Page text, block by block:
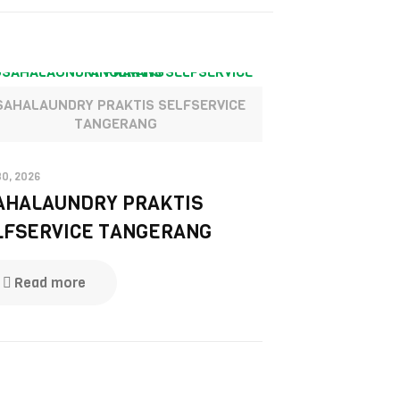
PRAKTIS SELFSERVICE
TANGERANG
2026
PRAKTIS
TANGERANG
Read more